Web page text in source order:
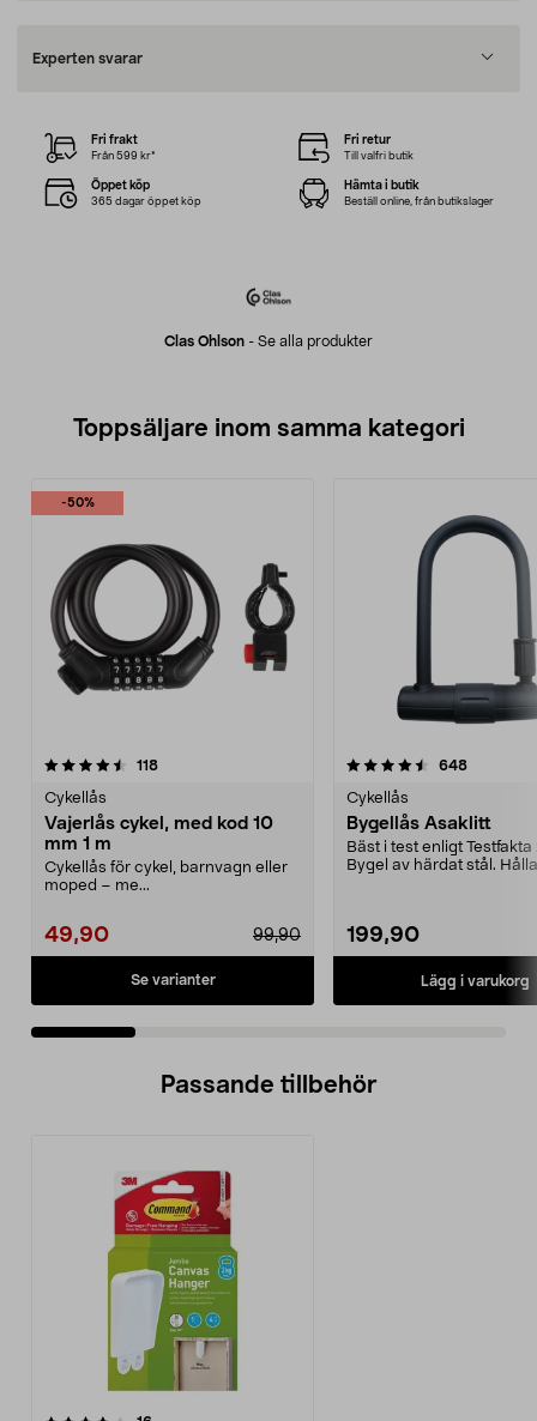
Experten svarar
Clas Ohlson - Se alla produkter
Fri frakt
Från 599 kr*
Fri retur
Till valfri butik
Öppet köp
365 dagar öppet köp
Hämta i butik
Beställ online, från butikslager
Toppsäljare inom samma kategori
-50%
118recensioner
Cykellås
Vajerlås cykel, med kod 10
mm 1 m
Cykellås för cykel, barnvagn eller
moped – me...
49,90 99,90
Se varianter
4.5 av 5 stjärnor 648
Cykellås
Bygellås Asaklitt
Bäst i test enligt Testfakta
Bygel av härdat stål.
199,90
Lägg i varukorg
4.5 av 5 stjärnor
Passande tillbehör